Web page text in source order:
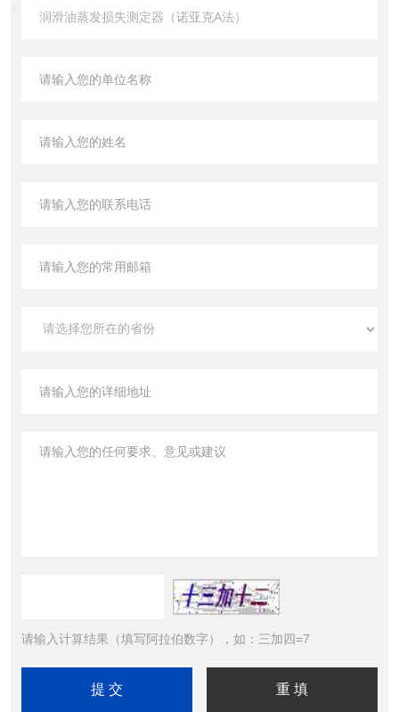
请输入计算结果（填写阿拉伯数字），如：三加四=7